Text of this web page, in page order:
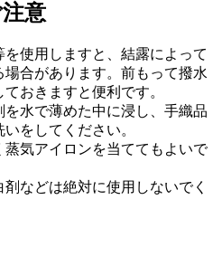
意
を使用しますと、結露によって
合があります。前もって撥水
おきますと便利です。
を水で薄めた中に浸し、手織品
をしてください。
蒸気アイロンを当ててもよいで
剤などは絶対に使用しないでく